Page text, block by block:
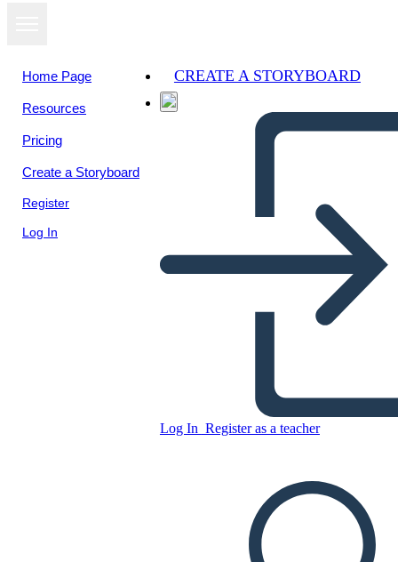
Home Page
Resources
Pricing
Create a Storyboard
Register
Log In
CREATE A STORYBOARD
Log In Register as a teacher
Untitled Storyboard
CREATE A STORYBOARD
PLAY SLIDESHOW
View as
slideshow